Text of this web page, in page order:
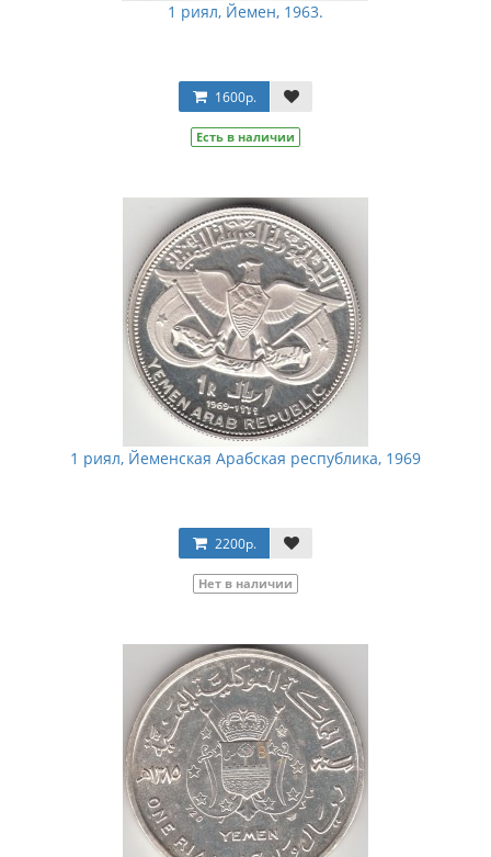
1 риял, Йемен, 1963.
1600р.
Есть в наличии
1 риял, Йеменская Арабская республика, 1969
2200р.
Нет в наличии